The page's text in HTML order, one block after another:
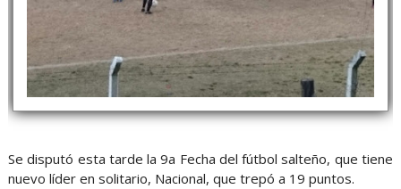
Se disputó esta tarde la 9a Fecha del fútbol salteño, que tiene
nuevo líder en solitario, Nacional, que trepó a 19 puntos.